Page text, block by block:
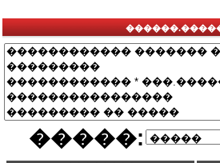
�����: